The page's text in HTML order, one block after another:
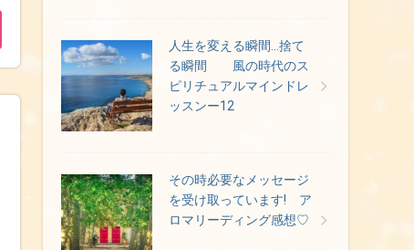
人生を変える瞬間…捨て
る瞬間 風の時代のス
ピリチュアルマインドレ
ッスンー12
その時必要なメッセージ
を受け取っています! ア
ロマリーディング感想♡